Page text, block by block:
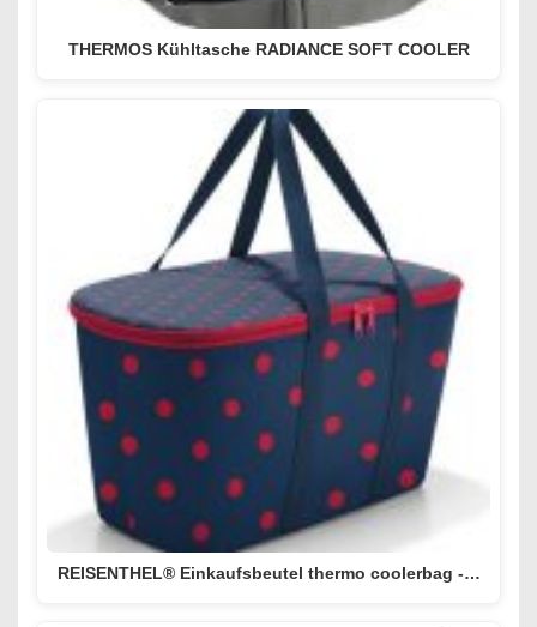
THERMOS Kühltasche RADIANCE SOFT COOLER
REISENTHEL® Einkaufsbeutel thermo coolerbag -…